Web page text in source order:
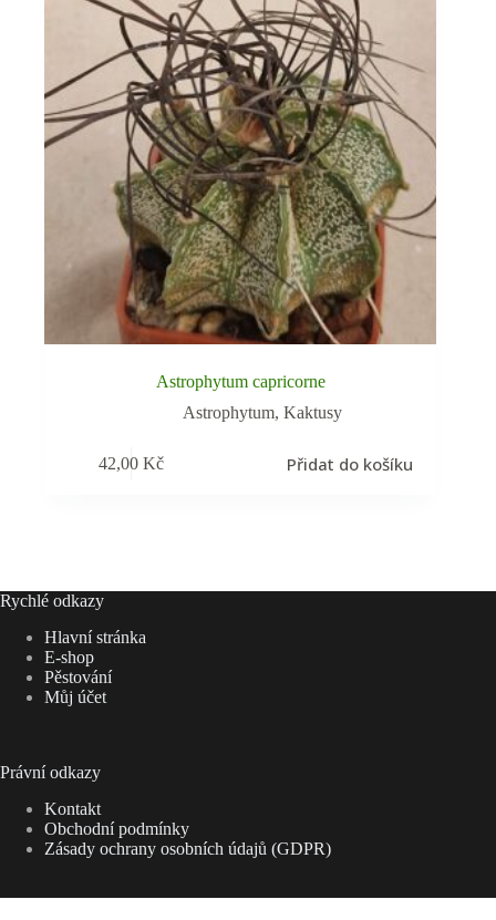
Astrophytum capricorne
Astrophytum,Kaktusy
42,00Kč Přidat do košíku
Rychlé odkazy
Hlavní stránka
E-shop
Pěstování
Můj účet
Právní odkazy
Kontakt
Obchodní podmínky
Zásady ochrany osobních údajů (GDPR)